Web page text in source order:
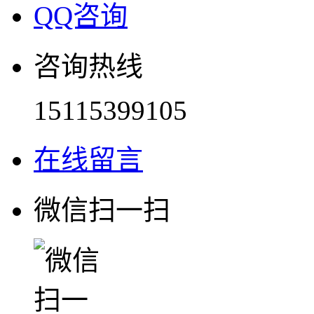
QQ咨询
咨询热线
15115399105
在线留言
微信扫一扫